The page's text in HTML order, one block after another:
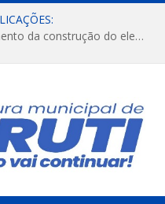
Visita técnica acompanha andamento da construção do elevado na comunidade Diamantino, região do Miri.